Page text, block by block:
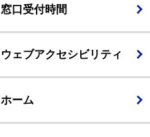
窓口受付時間
ウェブアクセシビリティ
ホーム